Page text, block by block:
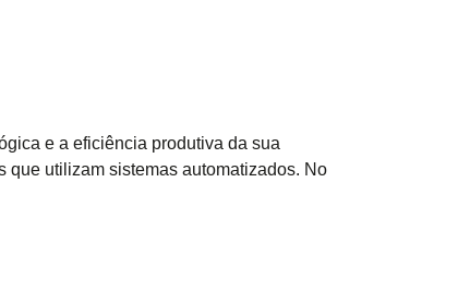
e a eficiência produtiva da sua
que utilizam sistemas automatizados. No